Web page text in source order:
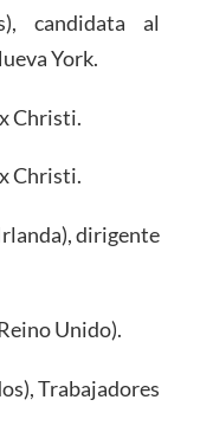
candidata al
York.
Christi.
Christi.
dirigente
Unido).
Trabajadores